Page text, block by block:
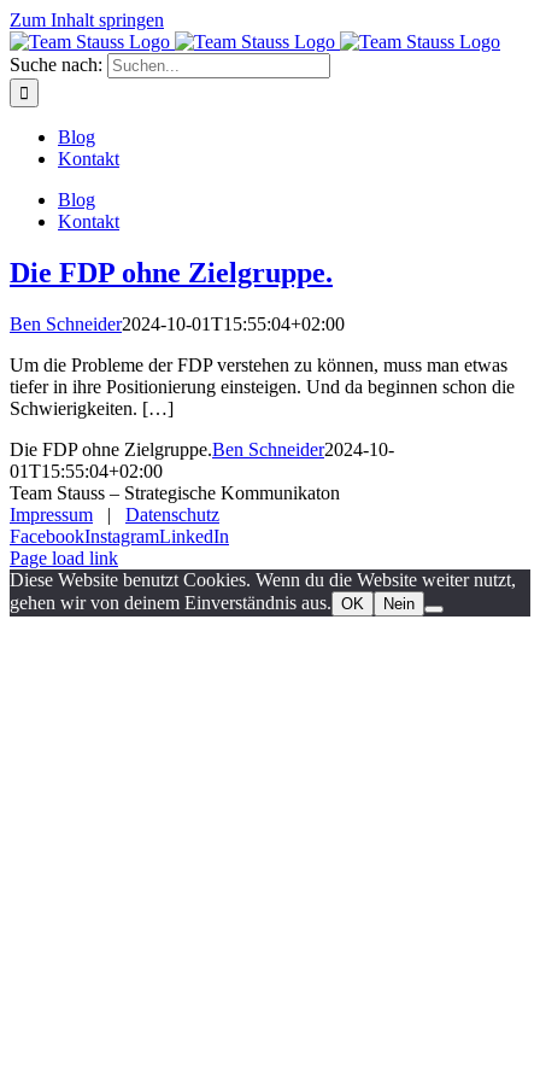
Zum Inhalt springen
Suche nach:
Blog
Kontakt
Blog
Kontakt
Die FDP ohne Zielgruppe.
Ben Schneider2024-10-01T15:55:04+02:00
Um die Probleme der FDP verstehen zu können, muss man etwas
tiefer in ihre Positionierung einsteigen. Und da beginnen schon die
Schwierigkeiten. […]
Die FDP ohne Zielgruppe.Ben Schneider2024-10-
01T15:55:04+02:00
Team Stauss – Strategische Kommunikaton
Impressum | Datenschutz
FacebookInstagramLinkedIn
Page load link
Diese Website benutzt Cookies. Wenn du die Website weiter nutzt,
gehen wir von deinem Einverständnis aus. OK Nein